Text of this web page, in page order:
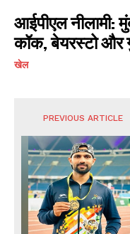
आईपीएल नीलामी:
कॉक, बेयरस्टो और
खेल
PREVIOUS ARTICLE